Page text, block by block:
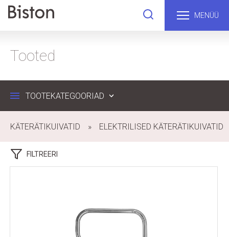
MENÜÜ
Tooted
TOOTEKATEGOORIAD
KÄTERÄTIKUIVATID ELEKTRILISED KÄTERÄTIKUIVATID
FILTREERI